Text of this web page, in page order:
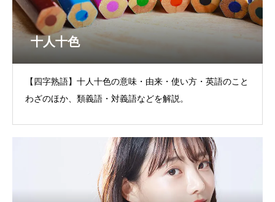
十人十色
【四字熟語】十人十色の意味・由来・使い方・英語のこと
わざのほか、類義語・対義語などを解説。